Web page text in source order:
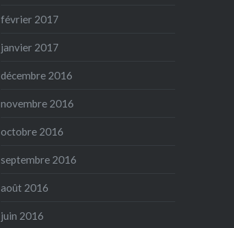
février 2017
janvier 2017
décembre 2016
novembre 2016
octobre 2016
septembre 2016
août 2016
juin 2016